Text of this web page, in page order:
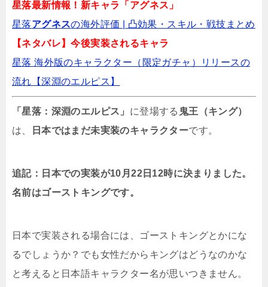
ル・戦技まとめ
【星落】ラストの海外評価 | 凸効果・スキル・
【星落】テキーラの海外評価 | 凸効果・スキ
【星落】フェイ（霏）の海外評価 | 凸効果・ス
キル・戦技まとめ
星落最新情報！新キャラ「アグネス」
星落アグネスの海外評価 | 凸効果・スキル・戦技まとめ️
【ネタバレ】今後実装されるキャラ
星落 海外版のキャラクター（限定ガチャ）リリースの
流れ【深淵のエルピス】
「星落：深淵のエルピス」 に登場する 鬼王（キング）
は、
日本ではまだ未実装のキャラクターです。
追記：日本での実装が10月22日12時に決まりました。
名前はゴーストキングです。
日本で実装される場合には、ゴーストキングとかにな
るでしょうか？でも女性だからキングはどうなのかな
と考えると日本語キャラクター名が思いつきません。